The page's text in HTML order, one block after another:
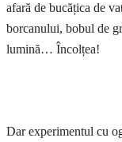
afară de bucățica de
borcanului, bobul de
lumină… Încolțea!
Dar experimentul cu